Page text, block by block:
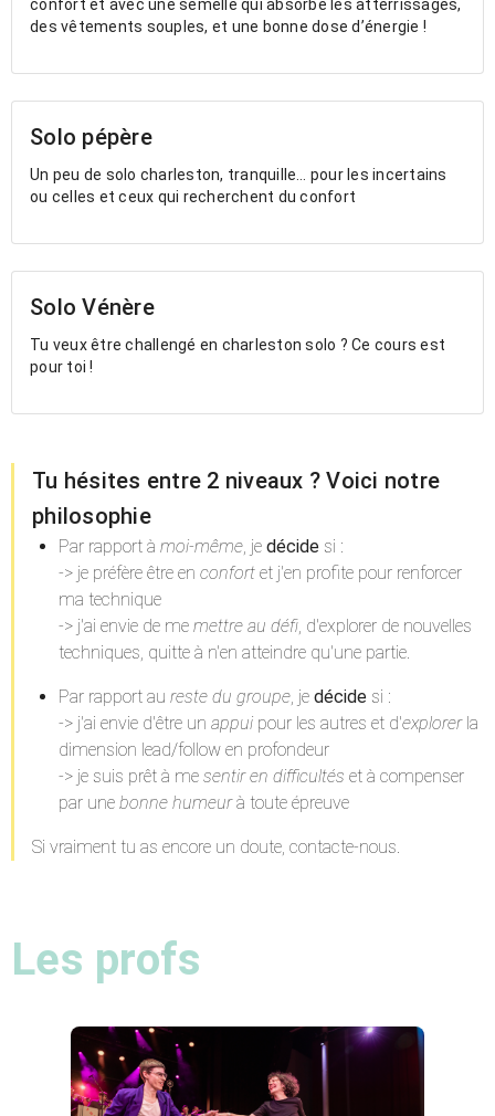
confort et avec une semelle qui absorbe les atterrissages,
des vêtements souples, et une bonne dose d’énergie !
Solo pépère
Un peu de solo charleston, tranquille… pour les incertains
ou celles et ceux qui recherchent du confort
Solo Vénère
Tu veux être challengé en charleston solo ? Ce cours est
pour toi !
Tu hésites entre 2 niveaux ? Voici notre
philosophie
Par rapport àmoi-même , jedécide si :
-> je préfère être enconfort et j'en profite pour renforcer
ma technique
-> j'ai envie de memettre au défi , d'explorer de nouvelles
techniques, quitte à n'en atteindre qu'une partie.
Par rapport aureste du groupe , jedécide si :
-> j'ai envie d'être unappui pour les autres et d'explorerla
dimension lead/follow en profondeur
-> je suis prêt à mesentir en difficultés et à compenser
par unebonne humeurà toute épreuve
Si vraiment tu as encore un doute, contacte-nous.
Les profs